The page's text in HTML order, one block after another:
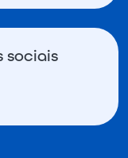
sociais